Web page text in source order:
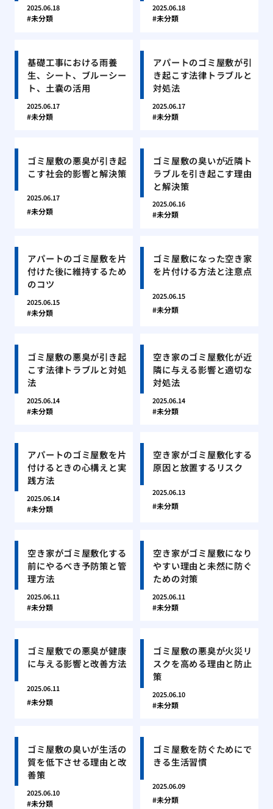
2025.06.18
未分類
2025.06.18
未分類
基礎工事における雨養
生、シート、ブルーシー
ト、土嚢の活用
2025.06.17
未分類
アパートのゴミ屋敷が引
き起こす法律トラブルと
対処法
2025.06.17
未分類
ゴミ屋敷の悪臭が引き起
こす社会的影響と解決策
2025.06.17
未分類
ゴミ屋敷の臭いが近隣ト
ラブルを引き起こす理由
と解決策
2025.06.16
未分類
アパートのゴミ屋敷を片
付けた後に維持するため
のコツ
2025.06.15
未分類
ゴミ屋敷になった空き家
を片付ける方法と注意点
2025.06.15
未分類
ゴミ屋敷の悪臭が引き起
こす法律トラブルと対処
法
2025.06.14
未分類
空き家のゴミ屋敷化が近
隣に与える影響と適切な
対処法
2025.06.14
未分類
アパートのゴミ屋敷を片
付けるときの心構えと実
践方法
2025.06.14
未分類
空き家がゴミ屋敷化する
原因と放置するリスク
2025.06.13
未分類
空き家がゴミ屋敷化する
前にやるべき予防策と管
理方法
2025.06.11
未分類
空き家がゴミ屋敷になり
やすい理由と未然に防ぐ
ための対策
2025.06.11
未分類
ゴミ屋敷での悪臭が健康
に与える影響と改善方法
2025.06.11
未分類
ゴミ屋敷の悪臭が火災リ
スクを高める理由と防止
策
2025.06.10
未分類
ゴミ屋敷の臭いが生活の
質を低下させる理由と改
善策
2025.06.10
未分類
ゴミ屋敷を防ぐためにで
きる生活習慣
2025.06.09
未分類